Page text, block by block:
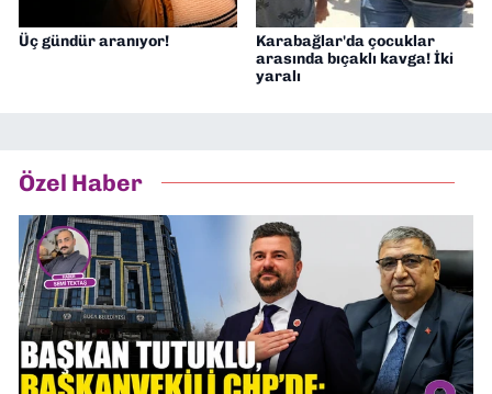
Üç gündür aranıyor!
Karabağlar'da çocuklar
arasında bıçaklı kavga! İki
yaralı
Özel Haber